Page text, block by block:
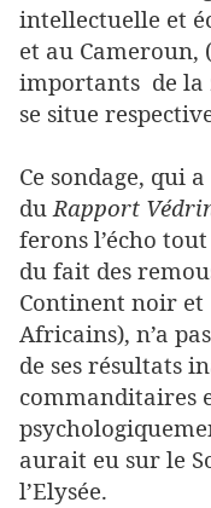
intellectuelle et
et au Cameroun,
importants de la
se situe
Ce sondage, qui
duRapport
ferons l’écho
du fait des
Continent noir et
Africains), n’a
de ses résultats
commanditaires
aurait eu sur le
l’Elysée.